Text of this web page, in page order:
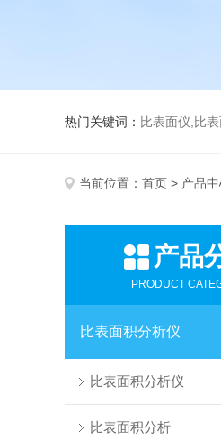
热门关键词： 比表面仪,比表面
当前位置： 首页 > 产品
产品
PRODUCT
比表面积分析仪
比表面积分析仪
比表面积分析